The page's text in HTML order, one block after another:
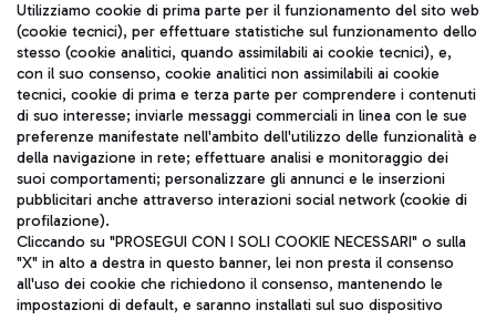
Seguici sui social
TRAVEL JOURNAL
ITA
Utilizziamo cookie di prima parte per il funzionamento del sito web
(cookie tecnici), per effettuare statistiche sul funzionamento dello
stesso (cookie analitici, quando assimilabili ai cookie tecnici), e,
con il suo consenso, cookie analitici non assimilabili ai cookie
tecnici, cookie di prima e terza parte per comprendere i contenuti
di suo interesse; inviarle messaggi commerciali in linea con le sue
preferenze manifestate nell'ambito dell'utilizzo delle funzionalità e
della navigazione in rete; effettuare analisi e monitoraggio dei
suoi comportamenti; personalizzare gli annunci e le inserzioni
pubblicitari anche attraverso interazioni social network (cookie di
profilazione).
Cliccando su "PROSEGUI CON I SOLI COOKIE NECESSARI" o sulla
"X" in alto a destra in questo banner, lei non presta il consenso
all'uso dei cookie che richiedono il consenso, mantenendo le
impostazioni di default, e saranno installati sul suo dispositivo